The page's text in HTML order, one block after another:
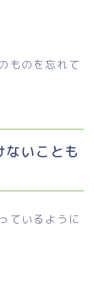
ものを忘れて
いことも
ているように